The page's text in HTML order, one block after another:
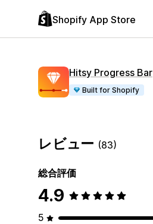
Shopify App Store
Hitsy Progress Bar
Built for Shopify
レビュー (83)
総合評価
4.9
5